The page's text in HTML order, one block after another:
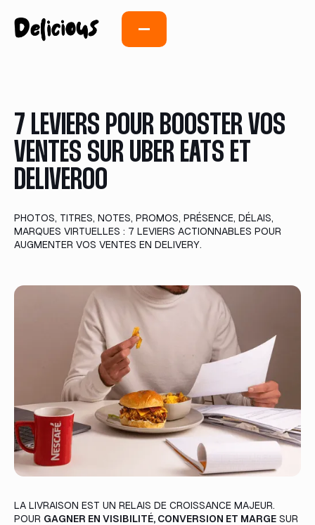
7 LEVIERS POUR BOOSTER VOS
VENTES SUR UBER EATS ET
DELIVEROO
PHOTOS, TITRES, NOTES, PROMOS, PRÉSENCE, DÉLAIS,
MARQUES VIRTUELLES : 7 LEVIERS ACTIONNABLES POUR
AUGMENTER VOS VENTES EN DELIVERY.
LA LIVRAISON EST UN RELAIS DE CROISSANCE MAJEUR.
POUR GAGNER EN VISIBILITÉ, CONVERSION ET MARGE SUR